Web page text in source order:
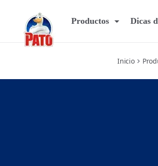
Productos Dicas
Inicio